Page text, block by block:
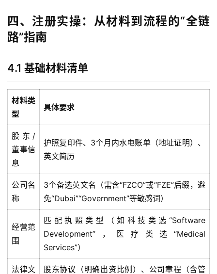
主
跨
境
资
讯
四、注册实操：从材料到流程的“全链
路”指南
4.1 基础材料清单
材料类
型
具体要求
股东/
董事信
息
护照复印件、3个月内水电账单（地址证明）、
英文简历
公司名
称
3个备选英文名（需含“FZCO”或“FZE”后缀，避
免“Dubai”“Government”等敏感词）
经营范
围
匹配执照类型（如科技类选“Software
Development”，医疗类选“Medical
Services”）
法律文
股东协议（明确出资比例）、公司章程（含管